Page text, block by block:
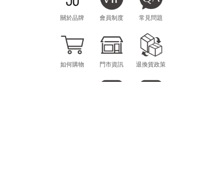
關於品牌 會員制度 常見問題
如何購物 門市資訊 退換貨政策